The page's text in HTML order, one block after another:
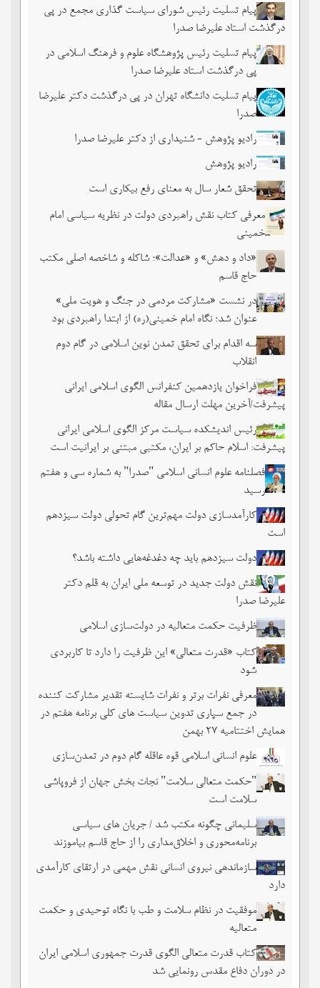
پیام تسلیت رئیس شورای سیاست گذاری مجمع در پی
درگذشت استاد علیرضا صدرا
پیام تسلیت رئیس پژوهشگاه علوم و فرهنگ اسلامی در
پی درگذشت استاد علیرضا صدرا
پیام تسلیت دانشگاه تهران در پی درگذشت دکتر علیرضا
صدرا
رادیو پژوهش - شنیداری از دکتر علیرضا صدرا
رادیو پژوهش
تحقق شعار سال به معنای رفع بیکاری است
معرفی کتاب نقش راهبردی دولت در نظریه سیاسی امام
خمینی
«داد و دهش» و «عدالت»؛ شاکله و شاخصه اصلی مکتب
حاج قاسم
در نشست «مشارکت مردمی در جنگ و هویت ملی»
عنوان شد؛ نگاه امام خمینی(ره) از ابتدا راهبردی بود
سه اقدام برای تحقق تمدن نوین اسلامی در گام دوم
انقلاب
فراخوان یازدهمین کنفرانس الگوی اسلامی ایرانی
پیشرفت/آخرین مهلت ارسال مقاله
رئیس اندیشکده سیاست مرکز الگوی اسلامی ایرانی
پیشرفت: اسلام حاکم بر ایران، مکتبی مبتنی بر ایرانیت است
فصلنامه علوم انسانی اسلامی "صدرا" به شماره سی و هفتم
رسید
کارآمدسازی دولت مهم‌ترین گام تحولی دولت سیزدهم
است
دولت سیزدهم باید چه دغدغه‌هایی داشته باشد؟
نقش دولت جدید در توسعه ملی ایران به قلم دکتر
علیرضا صدرا
ظرفیت حکمت متعالیه در دولت‌سازی اسلامی
کتاب «قدرت متعالی» این ظرفیت را دارد تا کاربردی
شود
معرفی نفرات برتر و نفرات شایسته تقدیر مشارکت کننده
در جمع سپاری تدوین سیاست های کلی برنامه هفتم در
همایش اختتامیه ۲۷ بهمن
علوم انسانی اسلامی قوه عاقله گام دوم در تمدن‌سازی
"حکمت متعالی سلامت" نجات بخش جهان از فروپاشی
سلامت است
سلیمانی چگونه مکتب شد / جریان های سیاسی
برنامه‌محوری و اخلاق‌مداری را از حاج قاسم بیاموزند
سازماندهی نیروی انسانی نقش مهمی در ارتقای کارآمدی
دارد
موفقیت در نظام سلامت و طب با نگاه توحیدی و حکمت
متعالیه
کتاب قدرت متعالی الگوی قدرت جمهوری اسلامی ایران
در دوران دفاع مقدس رونمایی شد